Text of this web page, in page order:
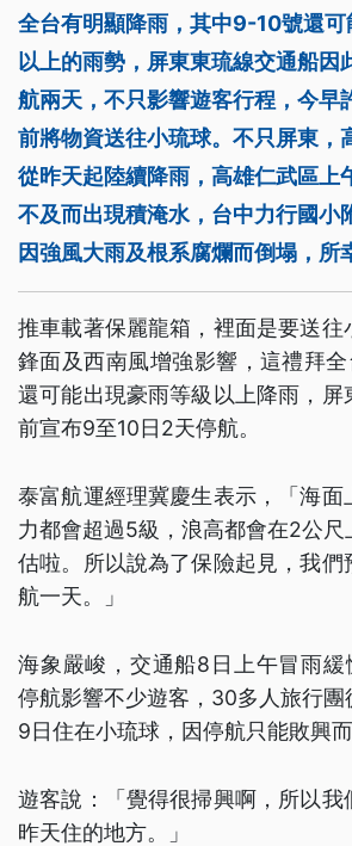
全台有明顯降雨，其中9-10號還可
以上的雨勢，屏東東琉線交通船
航兩天，不只影響遊客行程，今早
前將物資送往小琉球。不只屏東，
從昨天起陸續降雨，高雄仁武區上
不及而出現積淹水，台中力行國小
因強風大雨及根系腐爛而倒塌，所
推車載著保麗龍箱，裡面是要送往
鋒面及西南風增強影響，這禮拜
還可能出現豪雨等級以上降雨，屏
前宣布9至10日2天停航。
泰富航運經理冀慶生表示，「海面
力都會超過5級，浪高都會在2公
估啦。所以說為了保險起見，我們
航一天。」
海象嚴峻，交通船8日上午冒雨緩
停航影響不少遊客，30多人旅行
9日住在小琉球，因停航只能敗興而
遊客說：「覺得很掃興啊，所以我
昨天住的地方。」